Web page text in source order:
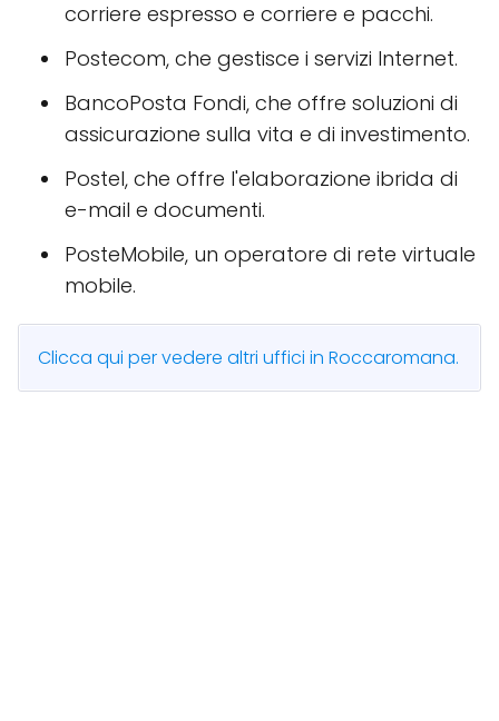
corriere espresso e corriere e pacchi.
Postecom, che gestisce i servizi Internet.
BancoPosta Fondi, che offre soluzioni di
assicurazione sulla vita e di investimento.
Postel, che offre l'elaborazione ibrida di
e-mail e documenti.
PosteMobile, un operatore di rete virtuale
mobile.
Clicca qui per vedere altri uffici in Roccaromana.